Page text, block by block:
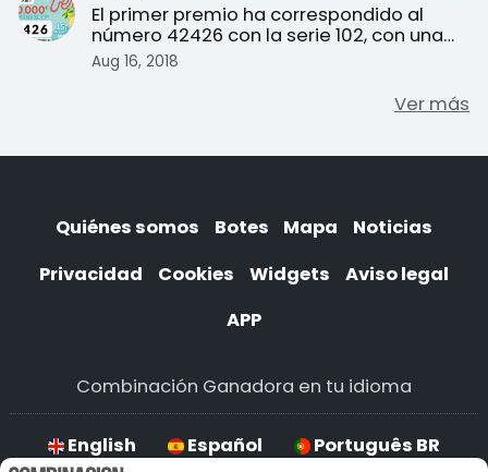
El primer premio ha correspondido al
número 42426 con la serie 102, con una
dotación de 20 millo ...
Aug 16, 2018
Ver más
Quiénes somos Botes Mapa
Noticias
Privacidad
Cookies Widgets
Aviso legal
APP
Combinación Ganadora en tu idioma
English Español Português BR